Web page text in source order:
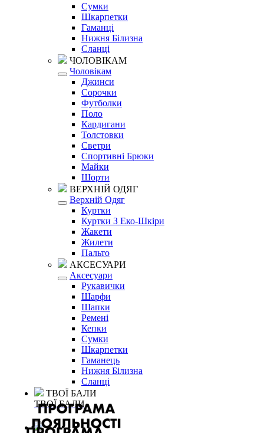
Сумки
Шкарпетки
Гаманці
Нижня Білизна
Сланці
ЧОЛОВІКАМ
Чоловікам
Джинси
Сорочки
Футболки
Поло
Кардигани
Толстовки
Светри
Спортивні Брюки
Майки
Шорти
ВЕРХНІЙ ОДЯГ
Верхній Одяг
Куртки
Куртки З Еко-Шкіри
Жакети
Жилети
Пальто
АКСЕСУАРИ
Аксесуари
Рукавички
Шарфи
Шапки
Ремені
Кепки
Сумки
Шкарпетки
Гаманець
Нижня Білизна
Сланці
ТВОЇ БАЛИ
ТВОЇ БАЛИ